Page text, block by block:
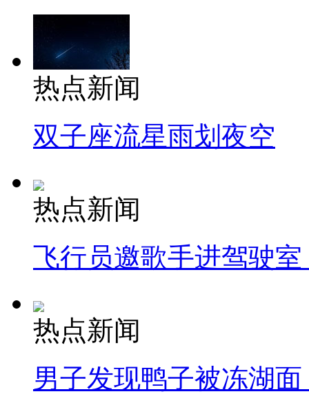
热点新闻
双子座流星雨划夜空
热点新闻
飞行员邀歌手进驾驶
热点新闻
男子发现鸭子被冻湖